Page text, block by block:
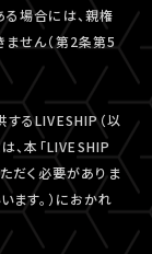
る場合には、親権
ません（第2条第5
するLIVESHIP（以
、本「LIVESHIP
ただく必要がありま
ます。）におかれ